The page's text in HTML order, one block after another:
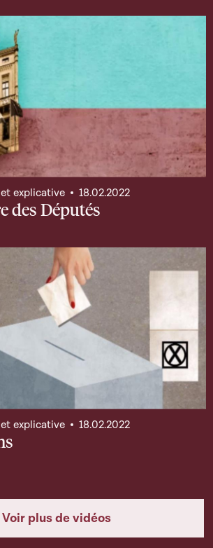
une vidéo
des Députés
explicative 18.02.2022
explicative 18.02.2022
Voir plus de vidéos